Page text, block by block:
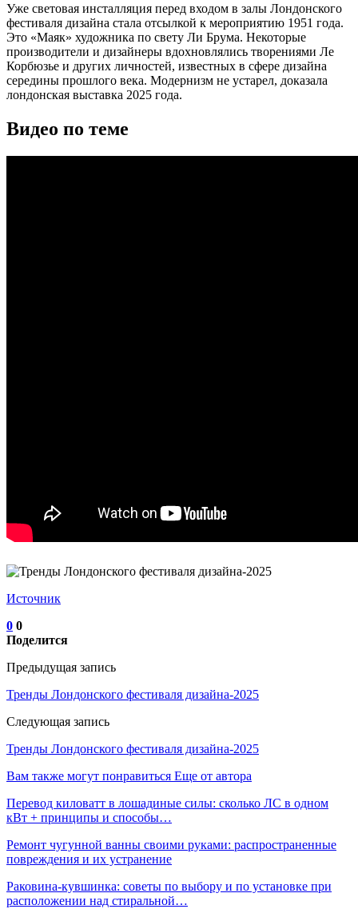
Уже световая инсталляция перед входом в залы Лондонского
фестиваля дизайна стала отсылкой к мероприятию 1951 года.
Это «Маяк» художника по свету Ли Брума. Некоторые
производители и дизайнеры вдохновлялись творениями Ле
Корбюзье и других личностей, известных в сфере дизайна
середины прошлого века. Модернизм не устарел, доказала
лондонская выставка 2025 года.
Видео по теме
Источник
0 0
Поделится
Предыдущая запись
Тренды Лондонского фестиваля дизайна-2025
Следующая запись
Тренды Лондонского фестиваля дизайна-2025
Вам также могут понравиться Еще от автора
Перевод киловатт в лошадиные силы: сколько ЛС в одном
кВт + принципы и способы…
Ремонт чугунной ванны своими руками: распространенные
повреждения и их устранение
Раковина-кувшинка: советы по выбору и по установке при
расположении над стиральной…